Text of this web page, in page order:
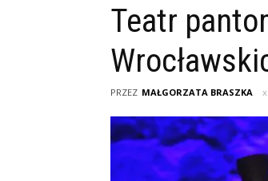
Teatr
PRZEZ MAŁGORZATA BRASZKA